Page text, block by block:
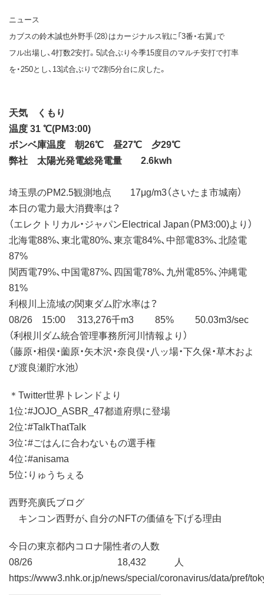
ニュース
カブスの鈴木誠也外野手（28）はカージナルス戦に「3番・右翼」で
フル出場し、4打数2安打。5試合ぶり今季15度目のマルチ安打で打率
を・250とし、13試合ぶりで2割5分台に戻した。
天気 くもり
温度 31 ℃(PM3:00)
ボンベ庫温度 朝26℃ 昼27℃ 夕29℃
弊社 太陽光発電総発電量 2.6kwh
埼玉県のPM2.5観測地点 17μg/m3（さいたま市城南）
本日の電力最大消費率は？
（エレクトリカル・ジャパンElectrical Japan（PM3:00)より）
北海電88%、東北電80%、東京電84%、中部電83%、北陸電
87%
関西電79%、中国電87%、四国電78%、九州電85%、沖縄電
81%
利根川上流域の関東ダム貯水率は？
08/26 15:00 313,276千m3 85% 50.03m3/sec
（利根川ダム統合管理事務所河川情報より）
（藤原・相俣・薗原・矢木沢・奈良俣・八ッ場・下久保・草木およ
び渡良瀬貯水池）
＊Twitter世界トレンドより
1位：#JOJO_ASBR_47都道府県に登場
2位：#TalkThatTalk
3位：#ごはんに合わないもの選手権
4位：#anisama
5位：りゅうちぇる
西野亮廣氏ブログ
キンコン西野が、自分のNFTの価値を下げる理由
今日の東京都内コロナ陽性者の人数
08/26 18,432 人
https://www3.nhk.or.jp/news/special/coronavirus/data/pref/